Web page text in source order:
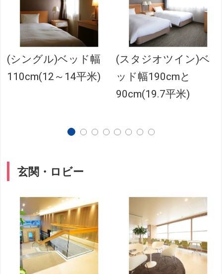
(シングル)ベッド幅
110cm(12～14平米)
(スタジオツイン)ベ
ッド幅190cmと
90cm(19.7平米)
玄関・ロビー